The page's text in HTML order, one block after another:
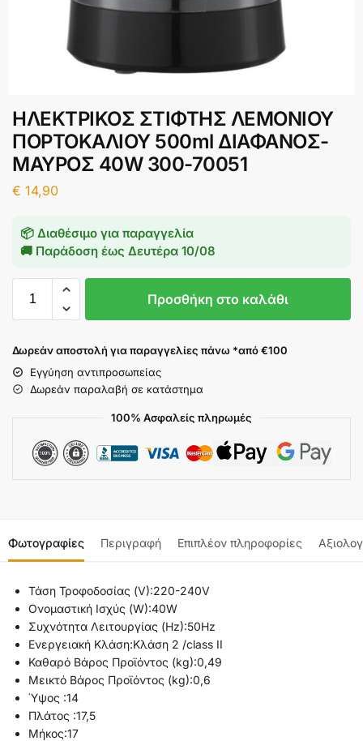
ΗΛΕΚΤΡΙΚΟΣ ΣΤΙΦΤΗΣ ΛΕΜΟΝΙΟΥ
ΠΟΡΤΟΚΑΛΙΟΥ 500ml ΔΙΑΦΑΝΟΣ-
ΜΑΥΡΟΣ 40W 300-70051
€ 14,90
📦 Διαθέσιμο για παραγγελία
🚚 Παράδοση έως Δευτέρα 10/08
Προσθήκη στο καλάθι
Δωρεάν αποστολή για παραγγελίες πάνω *από €100
Εγγύηση αντιπροσωπείας
Δωρεάν παραλαβή σε κατάστημα
100% Ασφαλείς πληρωμές
Φωτογραφίες Περιγραφή Επιπλέον πληροφορίες
Τάση Τροφοδοσίας (V):220-240V
Ονομαστική Ισχύς (W):40W
Συχνότητα Λειτουργίας (Hz):50Hz
Ενεργειακή Κλάση:Κλάση 2 /class II
Καθαρό Βάρος Προϊόντος (kg):0,49
Μεικτό Βάρος Προϊόντος (kg):0,6
Ύψος :14
Πλάτος :17,5
Μήκος:17